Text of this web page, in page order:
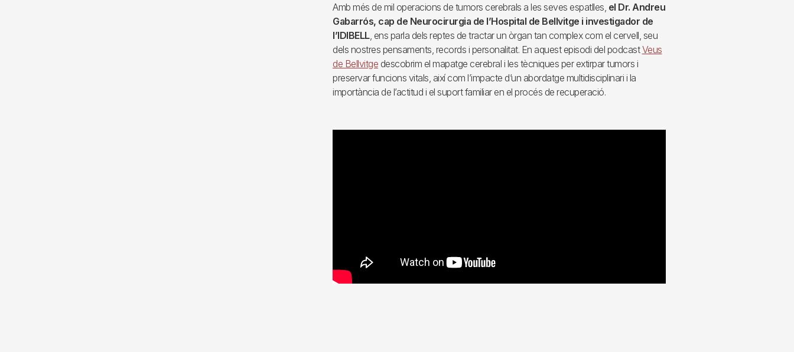
Amb més de mil operacions de tumors cerebrals a les seves espatlles, el Dr. Andreu
Gabarrós, cap de Neurocirurgia de l’Hospital de Bellvitge i investigador de
l’IDIBELL, ens parla dels reptes de tractar un òrgan tan complex com el cervell, seu
dels nostres pensaments, records i personalitat. En aquest episodi del podcastVeus
de Bellvitge descobrim el mapatge cerebral i les tècniques per extirpar tumors i
preservar funcions vitals, així com l’impacte d’un abordatge multidisciplinari i la
importància de l’actitud i el suport familiar en el procés de recuperació.